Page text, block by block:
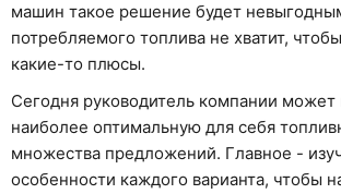
машин такое решение будет
потребляемого топлива не хватит,
какие-то плюсы.
Сегодня руководитель компании может
наиболее оптимальную для себя
множества предложений. Главное -
особенности каждого варианта, чтобы